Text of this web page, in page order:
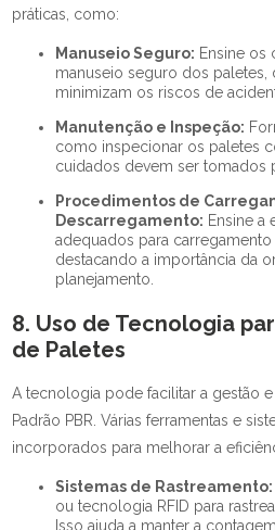
práticas, como:
Manuseio Seguro: Ensine
manuseio seguro dos paletes,
minimizam os riscos de
Manutenção e Inspeção:
como inspecionar os paletes
cuidados devem ser tomados
Procedimentos de Carregamento e
Descarregamento: Ensine
adequados para
destacando a importância da
planejamento.
8. Uso de Tecnologia
de Paletes
A tecnologia pode facilitar a gestão
Padrão PBR. Várias ferramentas e
incorporados para melhorar a
Sistemas de Rastreamento:
ou tecnologia RFID para
Isso ajuda a manter a